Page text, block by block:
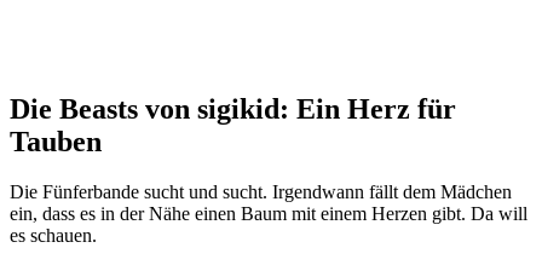
Die Beasts von sigikid: Ein Herz für
Tauben
Die Fünferbande sucht und sucht. Irgendwann fällt dem Mädchen
ein, dass es in der Nähe einen Baum mit einem Herzen gibt. Da will
es schauen.